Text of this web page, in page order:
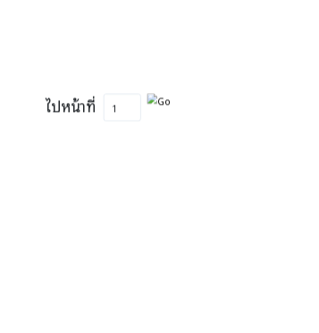
ไปหน้าที่